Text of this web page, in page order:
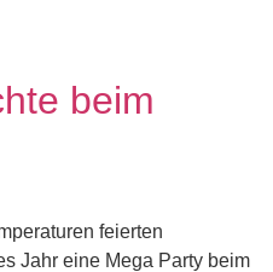
beim
feierten
Jahr eine Mega Party beim